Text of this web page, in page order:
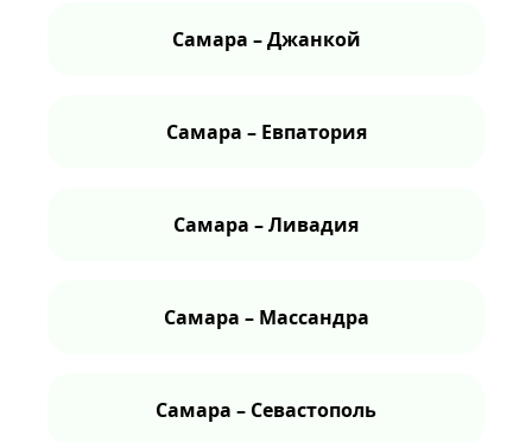
Самара – Джанкой
Самара – Евпатория
Самара – Ливадия
Самара – Массандра
Самара – Севастополь